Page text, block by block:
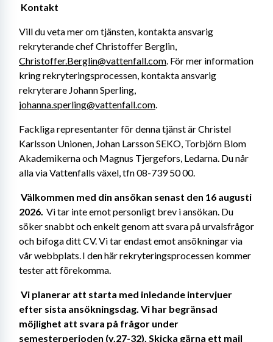
Kontakt
Vill du veta mer om tjänsten, kontakta ansvarig
Christoffer.Berglin@vattenfall.com. För mer information
kring rekryteringsprocessen, kontakta ansvarig
johanna.sperling@vattenfall.com.
Fackliga representanter för denna tjänst är Christel
Karlsson Unionen, Johan Larsson SEKO, Torbjörn Blom
Akademikerna och Magnus Tjergefors, Ledarna. Du når
alla via Vattenfalls växel, tfn 08-739 50 00.
Välkommen med din ansökan senast den 16 augusti
2026. Vi tar inte emot personligt brev i ansökan. Du
söker snabbt och enkelt genom att svara på urvalsfrågor
och bifoga ditt CV.Vi tar endast emot ansökningar via
vår webbplats. I den här rekryteringsprocessen kommer
tester att förekomma.
Vi planerar att starta med inledande intervjuer
efter sista ansökningsdag. Vi har begränsad
möjlighet att svara på frågor under
semesterperioden (v.27-32). Skicka gärna ett mail